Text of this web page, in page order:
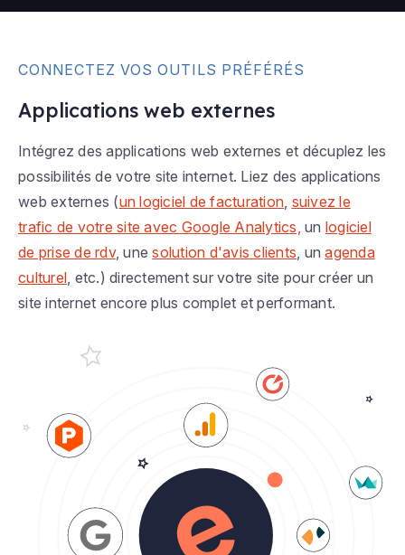
CONNECTEZ VOS OUTILS PRÉFÉRÉS
Applications web externes
Intégrez des applications web externes et décuplez les
possibilités de votre site internet. Liez des applications
web externes (un logiciel de facturation, suivez le
trafic de votre site avec Google Analytics, un logiciel
de prise de rdv, unesolution d'avis clients, unagenda
culturel, etc.) directement sur votre site pour créer un
site internet encore plus complet et performant.